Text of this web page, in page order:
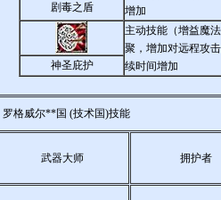
增加
剧毒之盾
主动技能（增益魔
聚，增加对远程攻
续时间增加
神圣庇护
罗格威尔**国 (技术国)技能
武器大师 拥护者